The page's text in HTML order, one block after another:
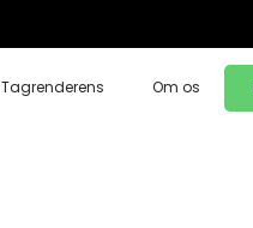
Tagrenderens Om os